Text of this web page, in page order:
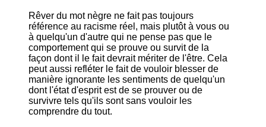
Rêver du mot nègre ne fait pas toujours
référence au racisme réel, mais plutôt à vous ou
à quelqu'un d'autre qui ne pense pas que le
comportement qui se prouve ou survit de la
façon dont il le fait devrait mériter de l'être. Cela
peut aussi refléter le fait de vouloir blesser de
manière ignorante les sentiments de quelqu'un
dont l'état d'esprit est de se prouver ou de
survivre tels qu'ils sont sans vouloir les
comprendre du tout.